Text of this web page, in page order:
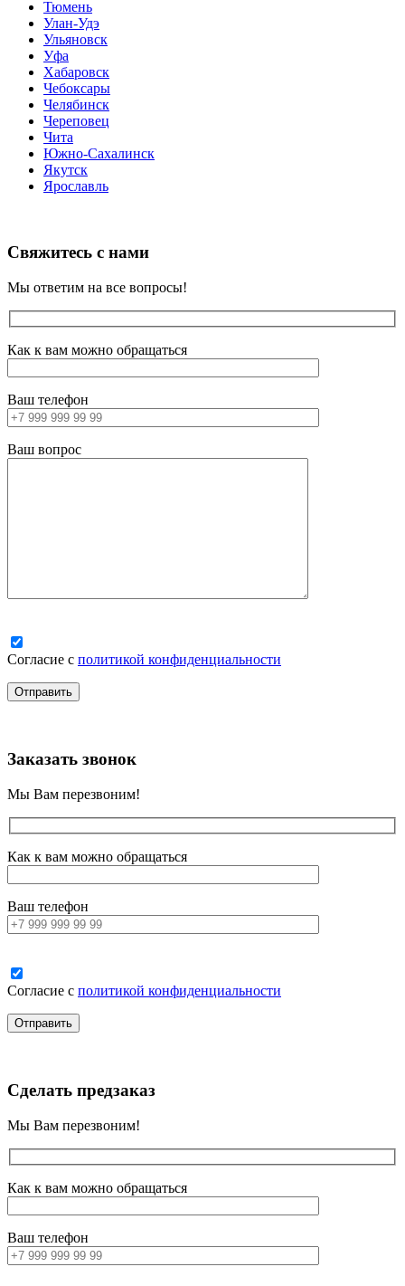
Тюмень
Улан-Удэ
Ульяновск
Уфа
Хабаровск
Чебоксары
Челябинск
Череповец
Чита
Южно-Сахалинск
Якутск
Ярославль
Свяжитесь с нами
Мы ответим на все вопросы!
Как к вам можно обращаться
Ваш телефон
Ваш вопрос
Согласие с политикой конфиденциальности
Заказать звонок
Мы Вам перезвоним!
Как к вам можно обращаться
Ваш телефон
Согласие с политикой конфиденциальности
Сделать предзаказ
Мы Вам перезвоним!
Как к вам можно обращаться
Ваш телефон